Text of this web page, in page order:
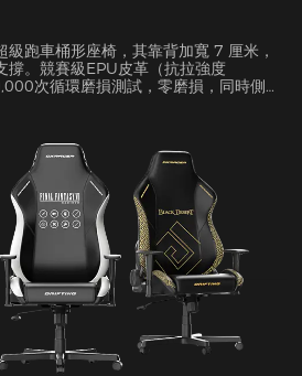
跑車桶形座椅，其靠背加寬 7 厘米，
撐。競賽級EPU皮革（抗拉強度
次循環磨損測試，零磨損，同時側面